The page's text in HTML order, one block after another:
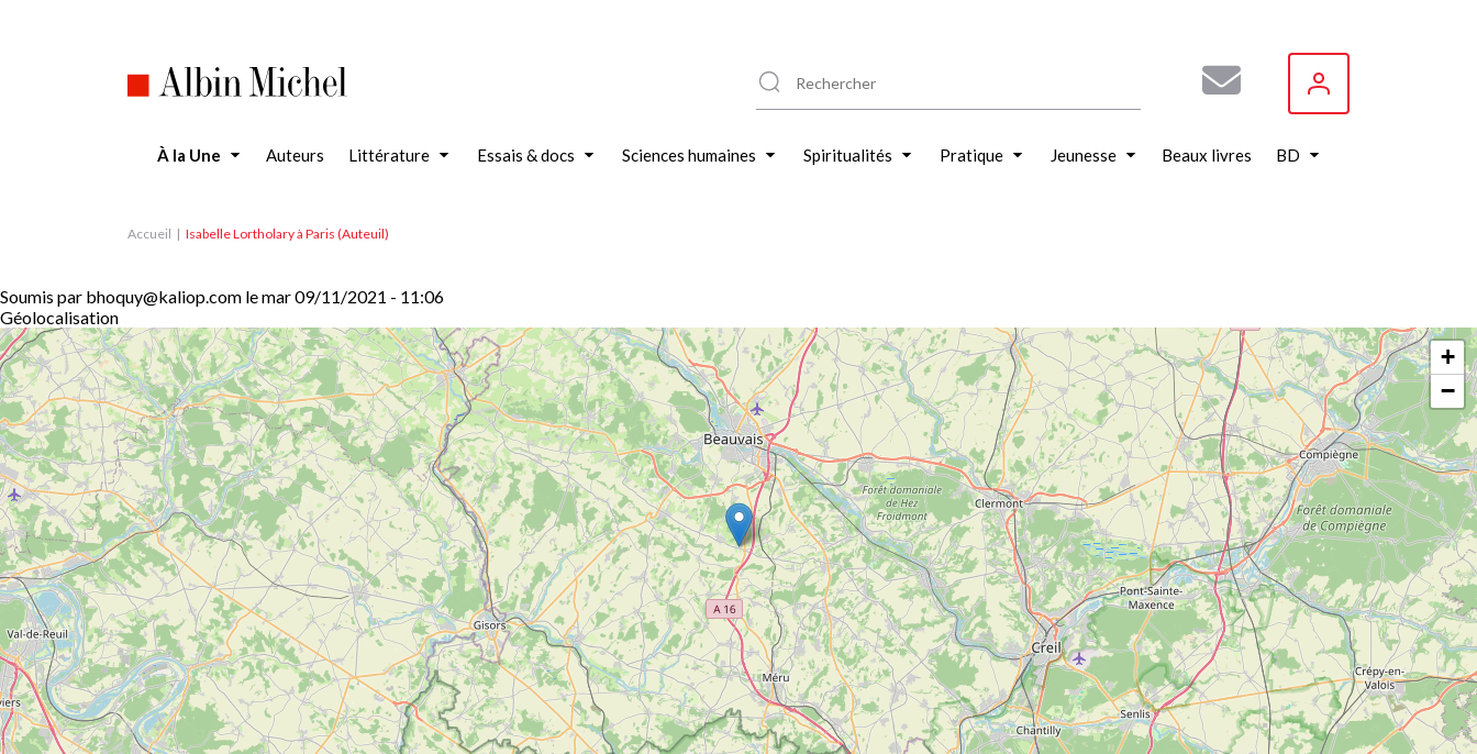
À la Une Auteurs Littérature Essais & docs Sciences humaines Spiritualités Pratique Jeunesse Beaux livres BD
Accueil Isabelle Lortholary à Paris (Auteuil)
Soumis par bhoquy@kaliop.com lemar 09/11/2021 - 11:06
Géolocalisation
+
−